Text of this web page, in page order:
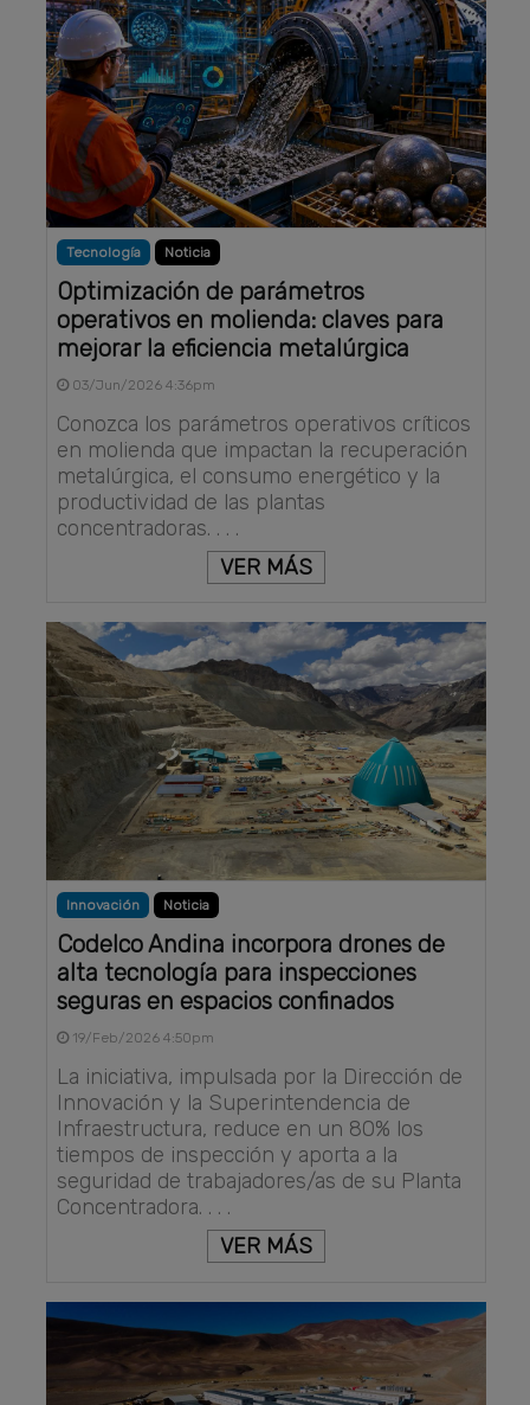
Tecnología Noticia
Optimización de parámetros
operativos en molienda: claves para
mejorar la eficiencia metalúrgica
03/Jun/2026 4:36pm
Conozca los parámetros operativos críticos
en molienda que impactan la recuperación
metalúrgica, el consumo energético y la
productividad de las plantas
concentradoras. . . .
VER MÁS
Innovación Noticia
Codelco Andina incorpora drones de
alta tecnología para inspecciones
seguras en espacios confinados
19/Feb/2026 4:50pm
La iniciativa, impulsada por la Dirección de
Innovación y la Superintendencia de
Infraestructura, reduce en un 80% los
tiempos de inspección y aporta a la
seguridad de trabajadores/as de su Planta
Concentradora. . . .
VER MÁS